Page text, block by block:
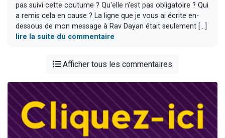
pas suivi cette coutume ? Qu'elle n'est pas obligatoire ? Qui
a remis cela en cause ? La ligne que je vous ai écrite en-
dessous de mon message à Rav Dayan était seulement [...]
lire la suite du commentaire
Afficher tous les commentaires